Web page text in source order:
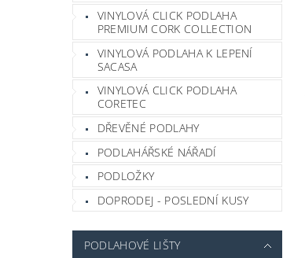
VINYLOVÁ CLICK PODLAHA
PREMIUM CORK COLLECTION
VINYLOVÁ PODLAHA K LEPENÍ
SACASA
VINYLOVÁ CLICK PODLAHA
CORETEC
DŘEVĚNÉ PODLAHY
PODLAHÁŘSKÉ NÁŘADÍ
PODLOŽKY
DOPRODEJ - POSLEDNÍ KUSY
PODLAHOVÉ LIŠTY